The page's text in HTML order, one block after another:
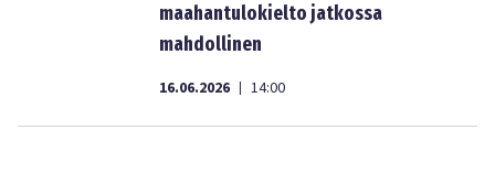
maahantulokielto jatkossa
mahdollinen
16.06.2026 | 14:00